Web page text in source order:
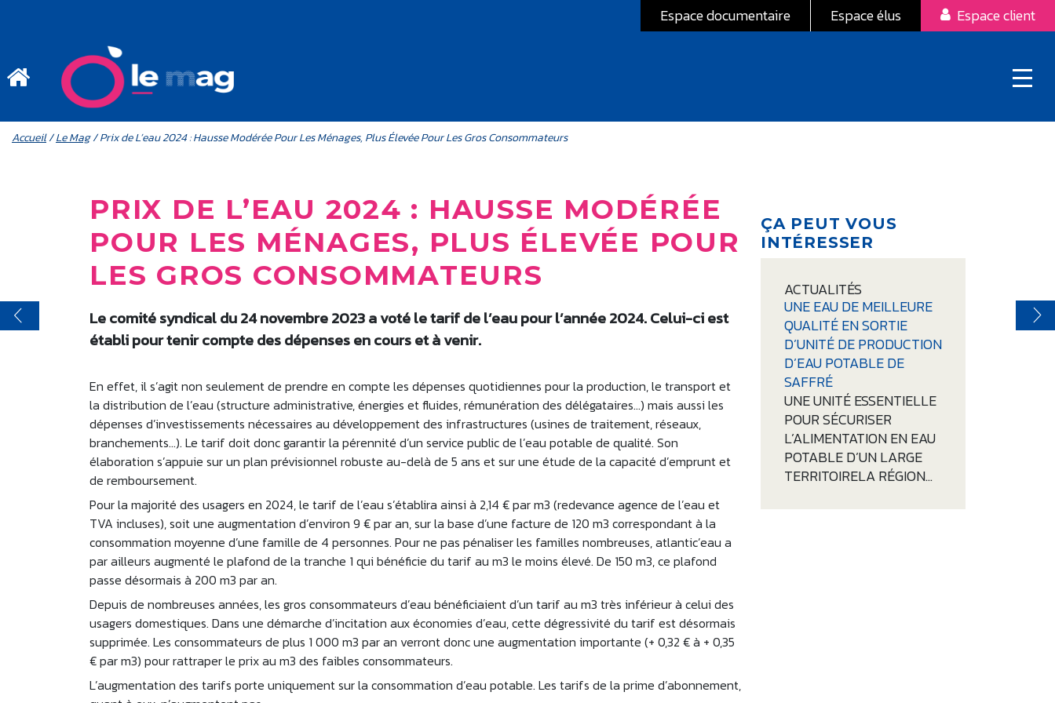
Espace documentaire Espace élus Espace client
MENU MOBILE
FIL D'ARIANE
Accueil/Le Mag/ Prix de L’eau 2024 : Hausse Modérée Pour Les Ménages, Plus Élevée Pour Les Gros Consommateurs
PRIX DE L’EAU 2024 : HAUSSE MODÉRÉE
POUR LES MÉNAGES, PLUS ÉLEVÉE POUR
LES GROS CONSOMMATEURS
Le comité syndical du 24 novembre 2023 a voté le tarif de l’eau pour l’année 2024. Celui-ci est
établi pour tenir compte des dépenses en cours et à venir.
En effet, il s’agit non seulement de prendre en compte les dépenses quotidiennes pour la production, le transport et
la distribution de l’eau (structure administrative, énergies et fluides, rémunération des délégataires…) mais aussi les
dépenses d’investissements nécessaires au développement des infrastructures (usines de traitement, réseaux,
branchements…). Le tarif doit donc garantir la pérennité d’un service public de l’eau potable de qualité. Son
élaboration s’appuie sur un plan prévisionnel robuste au-delà de 5 ans et sur une étude de la capacité d’emprunt et
de remboursement.
Pour la majorité des usagers en 2024, le tarif de l’eau s’établira ainsi à 2,14 € par m3 (redevance agence de l’eau et
TVA incluses), soit une augmentation d’environ 9 € par an, sur la base d’une facture de 120 m3 correspondant à la
consommation moyenne d’une famille de 4 personnes. Pour ne pas pénaliser les familles nombreuses, atlantic’eau a
par ailleurs augmenté le plafond de la tranche 1 qui bénéficie du tarif au m3 le moins élevé. De 150 m3, ce plafond
passe désormais à 200 m3 par an.
Depuis de nombreuses années, les gros consommateurs d’eau bénéficiaient d’un tarif au m3 très inférieur à celui des
usagers domestiques. Dans une démarche d’incitation aux économies d’eau, cette dégressivité du tarif est désormais
supprimée. Les consommateurs de plus 1 000 m3 par an verront donc une augmentation importante (+ 0,32 € à + 0,35
€ par m3) pour rattraper le prix au m3 des faibles consommateurs.
L’augmentation des tarifs porte uniquement sur la consommation d’eau potable. Les tarifs de la prime d’abonnement,
ÇA PEUT VOUS
INTÉRESSER
ACTUALITÉS
UNE EAU DE MEILLEURE
QUALITÉ EN SORTIE
D’UNITÉ DE PRODUCTION
D’EAU POTABLE DE
SAFFRÉ
UNE UNITÉ ESSENTIELLE
POUR SÉCURISER
L’ALIMENTATION EN EAU
POTABLE D’UN LARGE
TERRITOIRELA RÉGION…